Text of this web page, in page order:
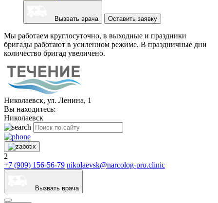
Вызвать врача Оставить заявку
Мы работаем круглосуточно, в выходные и праздники
бригады работают в усиленном режиме. В праздничные дни
количество бригад увеличено.
Николаевск, ул. Ленина, 1
Вы находитесь:
Николаевск
2
+7 (909) 156-56-79 nikolaevsk@narcolog-pro.clinic
Вызвать врача